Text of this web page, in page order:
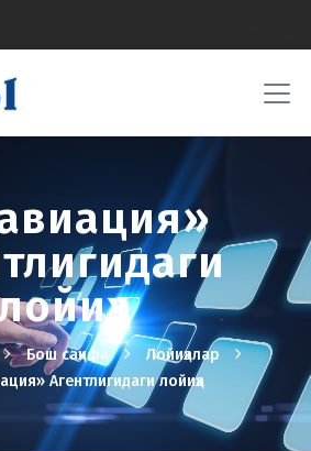
Бош саҳифа
Лойиҳалар
Агентлигидаги лойиҳа